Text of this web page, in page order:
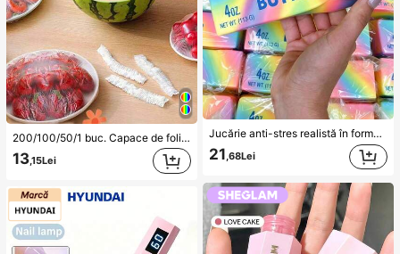
200/100/50/1 buc. Capace de folie adezivă de unelui pentru alimente, capace pentru capul de duș, pungi de shrink multifuncționale de unelui, capace de unelui pentru pantofi, folie adezivă îngroșată pentru bucătărie, capace de unelui pentru conservarea alimentelor în frigider, capace elastice extensibile, pentru uz zilnic
13,15Lei
Jucărie anti-stres realistă în formă de unt, colorată, curcubeu, spinner deget moale și rezistent la presiune, cu revenire lentă, jucărie senzorială pentru ameliorarea stresului și anxietății, cadou amuzant tip farsă, potrivită pentru autism, îmbunătățește starea de spirit, cadou perfect, cadou pentru petreceri
21,68Lei